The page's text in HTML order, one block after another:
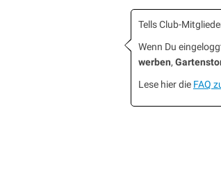
Tells Club-
Wenn Du
werben,
Lese hier die FAQ